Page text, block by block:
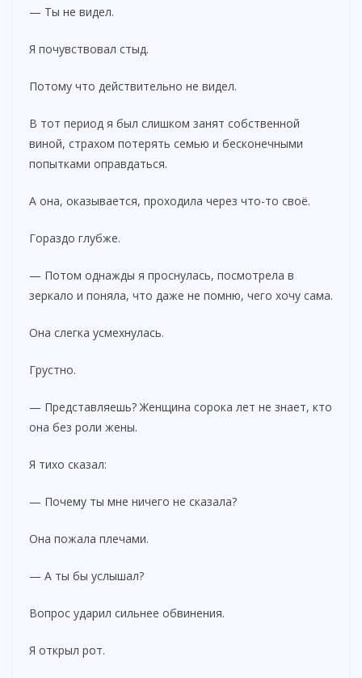
— Ты не видел.
Я почувствовал стыд.
Потому что действительно не видел.
В тот период я был слишком занят собственной
виной, страхом потерять семью и бесконечными
попытками оправдаться.
А она, оказывается, проходила через что-то своё.
Гораздо глубже.
— Потом однажды я проснулась, посмотрела в
зеркало и поняла, что даже не помню, чего хочу сама.
Она слегка усмехнулась.
Грустно.
— Представляешь? Женщина сорока лет не знает, кто
она без роли жены.
Я тихо сказал:
— Почему ты мне ничего не сказала?
Она пожала плечами.
— А ты бы услышал?
Вопрос ударил сильнее обвинения.
Я открыл рот.